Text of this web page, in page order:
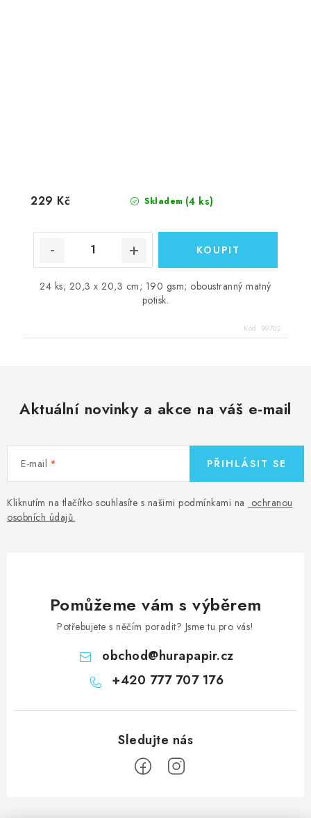
Skladem (4 ks)
229 Kč
24 ks; 20,3 x 20,3 cm; 190 gsm; oboustranný matný
potisk.
Kód: 90702
Aktuální novinky a akce na váš e-mail
E-mail
Kliknutím na tlačítko souhlasíte s našimi podmínkami na ochranou
osobních údajů.
PŘIHLÁSIT SE
Pomůžeme vám s výběrem
Potřebujete s něčím poradit? Jsme tu pro vás!
obchod@hurapapir.cz
+420 777 707 176